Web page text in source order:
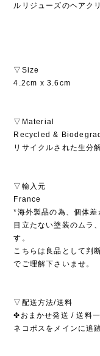
ルリジューズのヘアク
▽Size
4.2cm x 3.6cm
▽Material
Recycled &
リサイクルされた生分
▽輸入元
France
*海外製品の為、個体差
目立たない塗装のムラ
す。
こちらは良品として判
でご理解下さいませ。
▽配送方法/送料
✤おまかせ発送 / 送料
ネコポスをメインに追